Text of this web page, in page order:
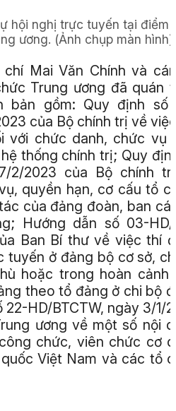
hội nghị trực tuyến tại điểm
ương. (Ảnh chụp màn hình)
Mai Văn Chính và
Trung ương đã quán
bản gồm: Quy định số
của Bộ chính trị về
với chức danh, chức vụ
thống chính trị; Quy
2/2023 của Bộ chính
quyền hạn, cơ cấu tổ
của đảng đoàn, ban
Hướng dẫn số 03-HD/
Ban Bí thư về việc thí
tuyến ở đảng bộ cơ sở,
hoặc trong hoàn cảnh
theo tổ đảng ở chi bộ
HD/BTCTW, ngày 3/1/
ương về một số nội
chức, viên chức cơ
Việt Nam và các tổ